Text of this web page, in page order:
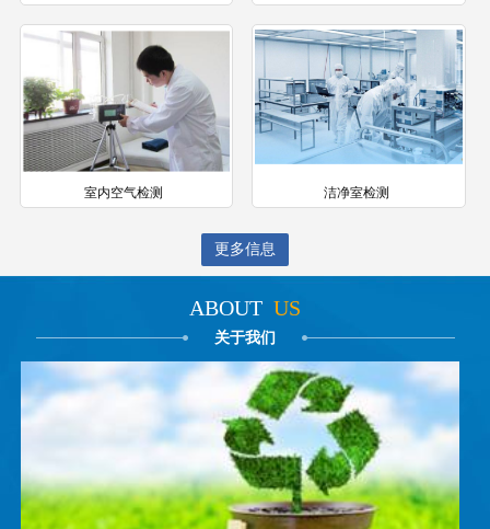
室内空气检测 洁净室检测
更多信息
ABOUT US
关于我们